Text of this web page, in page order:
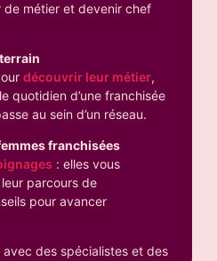
métier et devenir chef
découvrir leur métier,
quotidien d’une franchisée
au sein d’un réseau.
franchisées
: elles vous
parcours de
pour avancer
avec des spécialistes et des